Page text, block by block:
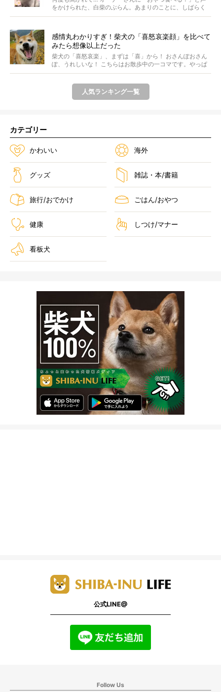
をかけられた、白柴のぶらん。あまりのことに、しばらく
フリ...
感情丸わかりすぎ！柴犬の「喜怒哀楽顔」を比べて
みたら想像以上だった
柴犬の「喜怒哀楽」、まずは「喜」から！ おさんぽおさん
ぽ、うれしいな！ こちらはお散歩中の一コマです。やっぱ
り...
人気ランキング一覧
カテゴリー
かわいい 海外
グッズ 雑誌・本/書籍
旅行/おでかけ ごはん/おやつ
健康 しつけ/マナー
看板犬
公式LINE@
Follow Us